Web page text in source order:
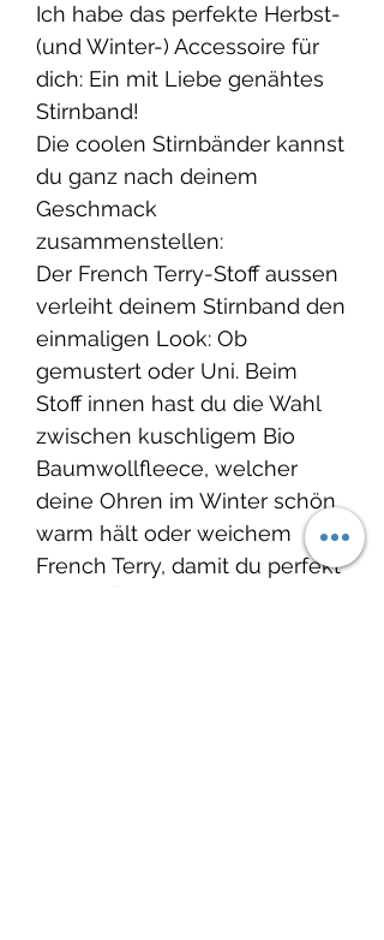
Ich habe das perfekte Herbst-
(und Winter-) Accessoire für
dich: Ein mit Liebe genähtes
Stirnband!
Die coolen Stirnbänder kannst
du ganz nach deinem
Geschmack
zusammenstellen:
Der French Terry-Stoff aussen
verleiht deinem Stirnband den
einmaligen Look: Ob
gemustert oder Uni. Beim
Stoff innen hast du die Wahl
zwischen kuschligem Bio
Baumwollfleece, welcher
deine Ohren im Winter schön
warm hält oder weichem
French Terry, damit du perfekt